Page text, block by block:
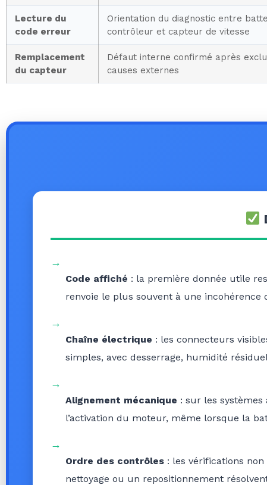
Lecture du
code erreur
Orientation du diagnostic entre
contrôleur et capteur de vitesse
Remplacement
du capteur
Défaut interne confirmé après
causes externes
→
Code affiché : la première donnée utile
renvoie le plus souvent à une incohérence
→
Chaîne électrique : les connecteurs
simples, avec desserrage, humidité
→
Alignement mécanique : sur les
l’activation du moteur, même lorsque la
→
Ordre des contrôles : les vérifications
nettoyage ou un repositionnement